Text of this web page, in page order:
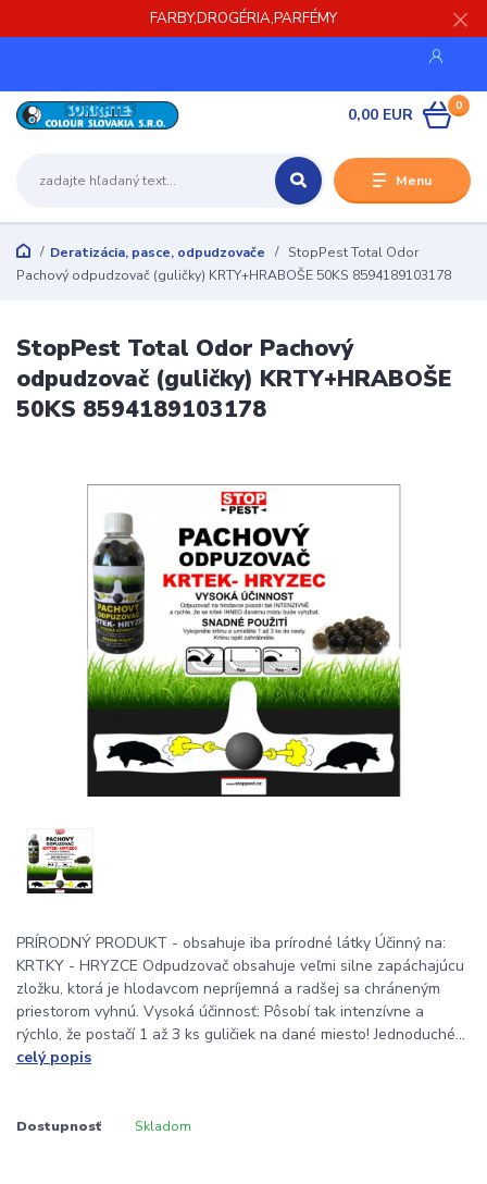
FARBY,DROGÉRIA,PARFÉMY
Menu
0
0,00 EUR
Deratizácia, pasce, odpudzovače
StopPest Total Odor
Pachový odpudzovač (guličky) KRTY+HRABOŠE 50KS 8594189103178
StopPest Total Odor Pachový
odpudzovač (guličky) KRTY+HRABOŠE
50KS 8594189103178
PRÍRODNÝ PRODUKT - obsahuje iba prírodné látky Účinný na:
KRTKY - HRYZCE Odpudzovač obsahuje veľmi silne zapáchajúcu
zložku, ktorá je hlodavcom nepríjemná a radšej sa chráneným
priestorom vyhnú. Vysoká účinnosť: Pôsobí tak intenzívne a
rýchlo, že postačí 1 až 3 ks guličiek na dané miesto! Jednoduché...
celý popis
Dostupnosť Skladom